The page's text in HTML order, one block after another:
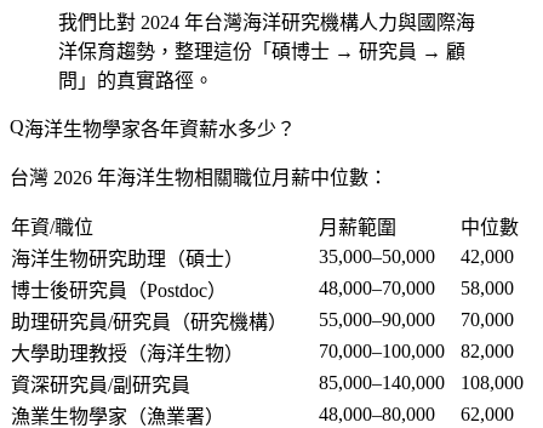
我們比對 2024 年台灣海洋研究機構人力與國際海
洋保育趨勢，整理這份「碩博士 → 研究員 → 顧
問」的真實路徑。
海洋生物學家各年資薪水多少？
台灣 2026 年海洋生物相關職位月薪中位數：
年資/職位 月薪範圍
中位數
海洋生物研究助理（碩士）
35,000–50,000
42,000
博士後研究員（Postdoc）
48,000–70,000
58,000
助理研究員/研究員（研究機構）
55,000–90,000
70,000
大學助理教授（海洋生物）
70,000–100,000
82,000
資深研究員/副研究員
85,000–140,000
108,000
漁業生物學家（漁業署）
48,000–80,000
62,000